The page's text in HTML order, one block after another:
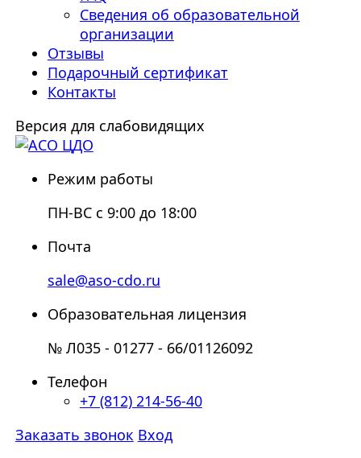
Сведения об образовательной
организации
Отзывы
Подарочный сертификат
Контакты
Версия для слабовидящих
Режим работы
ПН-ВС с 9:00 до 18:00
Почта
sale@aso-cdo.ru
Образовательная лицензия
№ Л035 - 01277 - 66/01126092
Телефон
+7 (812) 214-56-40
Заказать звонок Вход